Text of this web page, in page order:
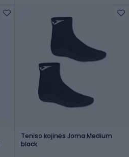
Teniso kojinės Joma Medium
black